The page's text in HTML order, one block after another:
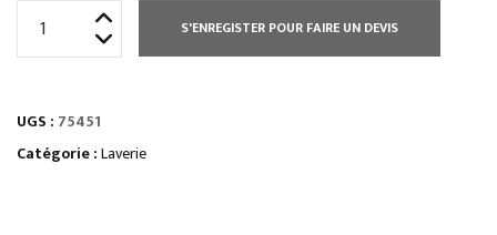
PRELAVAGE
L
S'ENREGISTER POUR FAIRE UN DEVIS
UGS : 75451
Catégorie :Laverie